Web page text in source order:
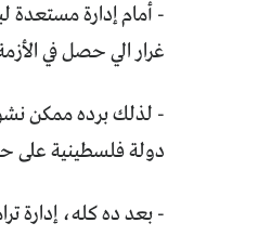
- أمام إدارة مستعدة
غرار الي حصل في الأزمة
- لذلك برده ممكن
دولة فلسطينية على حدود 67، لكن ربما إدارة ترامب تحاول الضغط على
- بعد ده كله، إدارة